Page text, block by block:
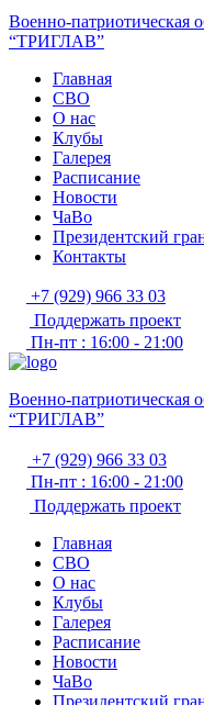
Военно-патриотическая
“ТРИГЛАВ”
Главная
СВО
О нас
Клубы
Галерея
Расписание
Новости
ЧаВо
Президентский
Контакты
+7 (929) 966 33 03
Поддержать проект
Пн-пт : 16:00 - 21:00
Военно-патриотическая
“ТРИГЛАВ”
+7 (929) 966 33 03
Пн-пт : 16:00 - 21:00
Поддержать проект
Главная
СВО
О нас
Клубы
Галерея
Расписание
Новости
ЧаВо
Президентский